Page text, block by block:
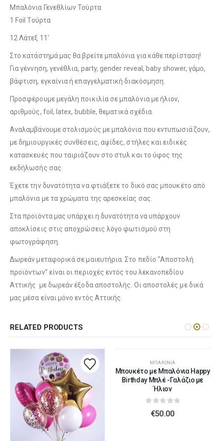
Λούτρινο Ροζ 35εκ (€25.00)
Λούτρινο Γαλάζιο 45εκ
Λούτρινο Ροζ 45εκ(€37.00)
Λούτρινο Μπεζ 45εκ (€37.00)
Λούτρινο Λευκό 45εκ(€37.00)
Λούτρινο Καφέ ή Λευκό 60-70εκ (€80.00)
Λούτρινο Γίγας 100-140εκ
Λούτρινο Μπεζ 35εκ(€25.00)
Λούτρινο Κόκκινο 35εκ(€25.00)
Λούτρινο Λευκό 35εκ(€25.00)
Λούτρινο Γαλάζιο 35εκ
Λούτρινο Ροζ 35εκ(€25.00)
Λούτρινο Γαλάζιο 45εκ(€37.00)
Λούτρινο Ροζ 45εκ(€37.00)
Λούτρινο Μπεζ 45εκ(€37.00)
Λούτρινο Λευκό 45εκ
Μπαλόνια Γενεθλίων Τούρτα
1 Foil Τούρτα
12 Λάτεξ 11′
Στο κατάστημά μας θα βρείτε μπαλόνια για κάθε περίσταση!
Για γέννηση, γενέθλια, party, gender reveal, baby shower, γάμο,
βάφτιση, εγκαίνια ή επαγγελματική διακόσμηση.
Προσφέρουμε μεγάλη ποικιλία σε μπαλόνια με ήλιον,
αριθμούς, foil, latex, bubble, θεματικά σχέδια.
Αναλαμβάνουμε στολισμούς με μπαλόνια που εντυπωσιάζουν,
με δημιουργικές συνθέσεις, αψίδες, στήλες και ειδικές
κατασκευές που ταιριάζουν στο στυλ και το ύφος της
εκδήλωσής σας.
Έχετε την δυνατότητα να φτιάξετε το δικό σας μπουκέτο από
μπαλόνια με τα χρώματα της αρεσκείας σας.
Στα προϊόντα μας υπάρχει η δυνατότητα να υπάρχουν
αποκλίσεις στις αποχρώσεις λόγο φωτισμού στη
φωτογράφηση.
Δωρεάν μεταφορικά σε μαιευτήρια. Στο πεδίο “Αποστολή
προϊόντων” είναι οι περιοχές εντός του λεκανοπεδίου
Αττικής με δωρεάν έξοδα αποστολής. Οι αποστολές με δικά
μας μέσα είναι μόνο εντός Αττικής.
RELATED PRODUCTS
ΜΠΑΛΌΝΙΑ
Μπουκέτο με Μπαλόνια Happy
Birthday Μπλέ -Γαλάζιο με
Ήλιον
out of 5
€50.00